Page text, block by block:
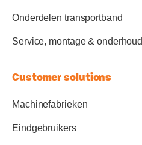
Onderdelen transportband
Service, montage & onderhoud
Customer solutions
Machinefabrieken
Eindgebruikers